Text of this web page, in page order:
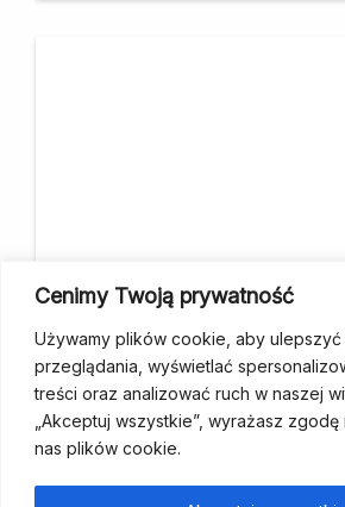
Cenimy Twoją prywatność
Używamy plików cookie, aby
przeglądania, wyświetlać
treści oraz analizować ruch w naszej
„Akceptuj wszystkie”, wyrażasz
nas plików cookie.
Projekt współfinansuje m.st.